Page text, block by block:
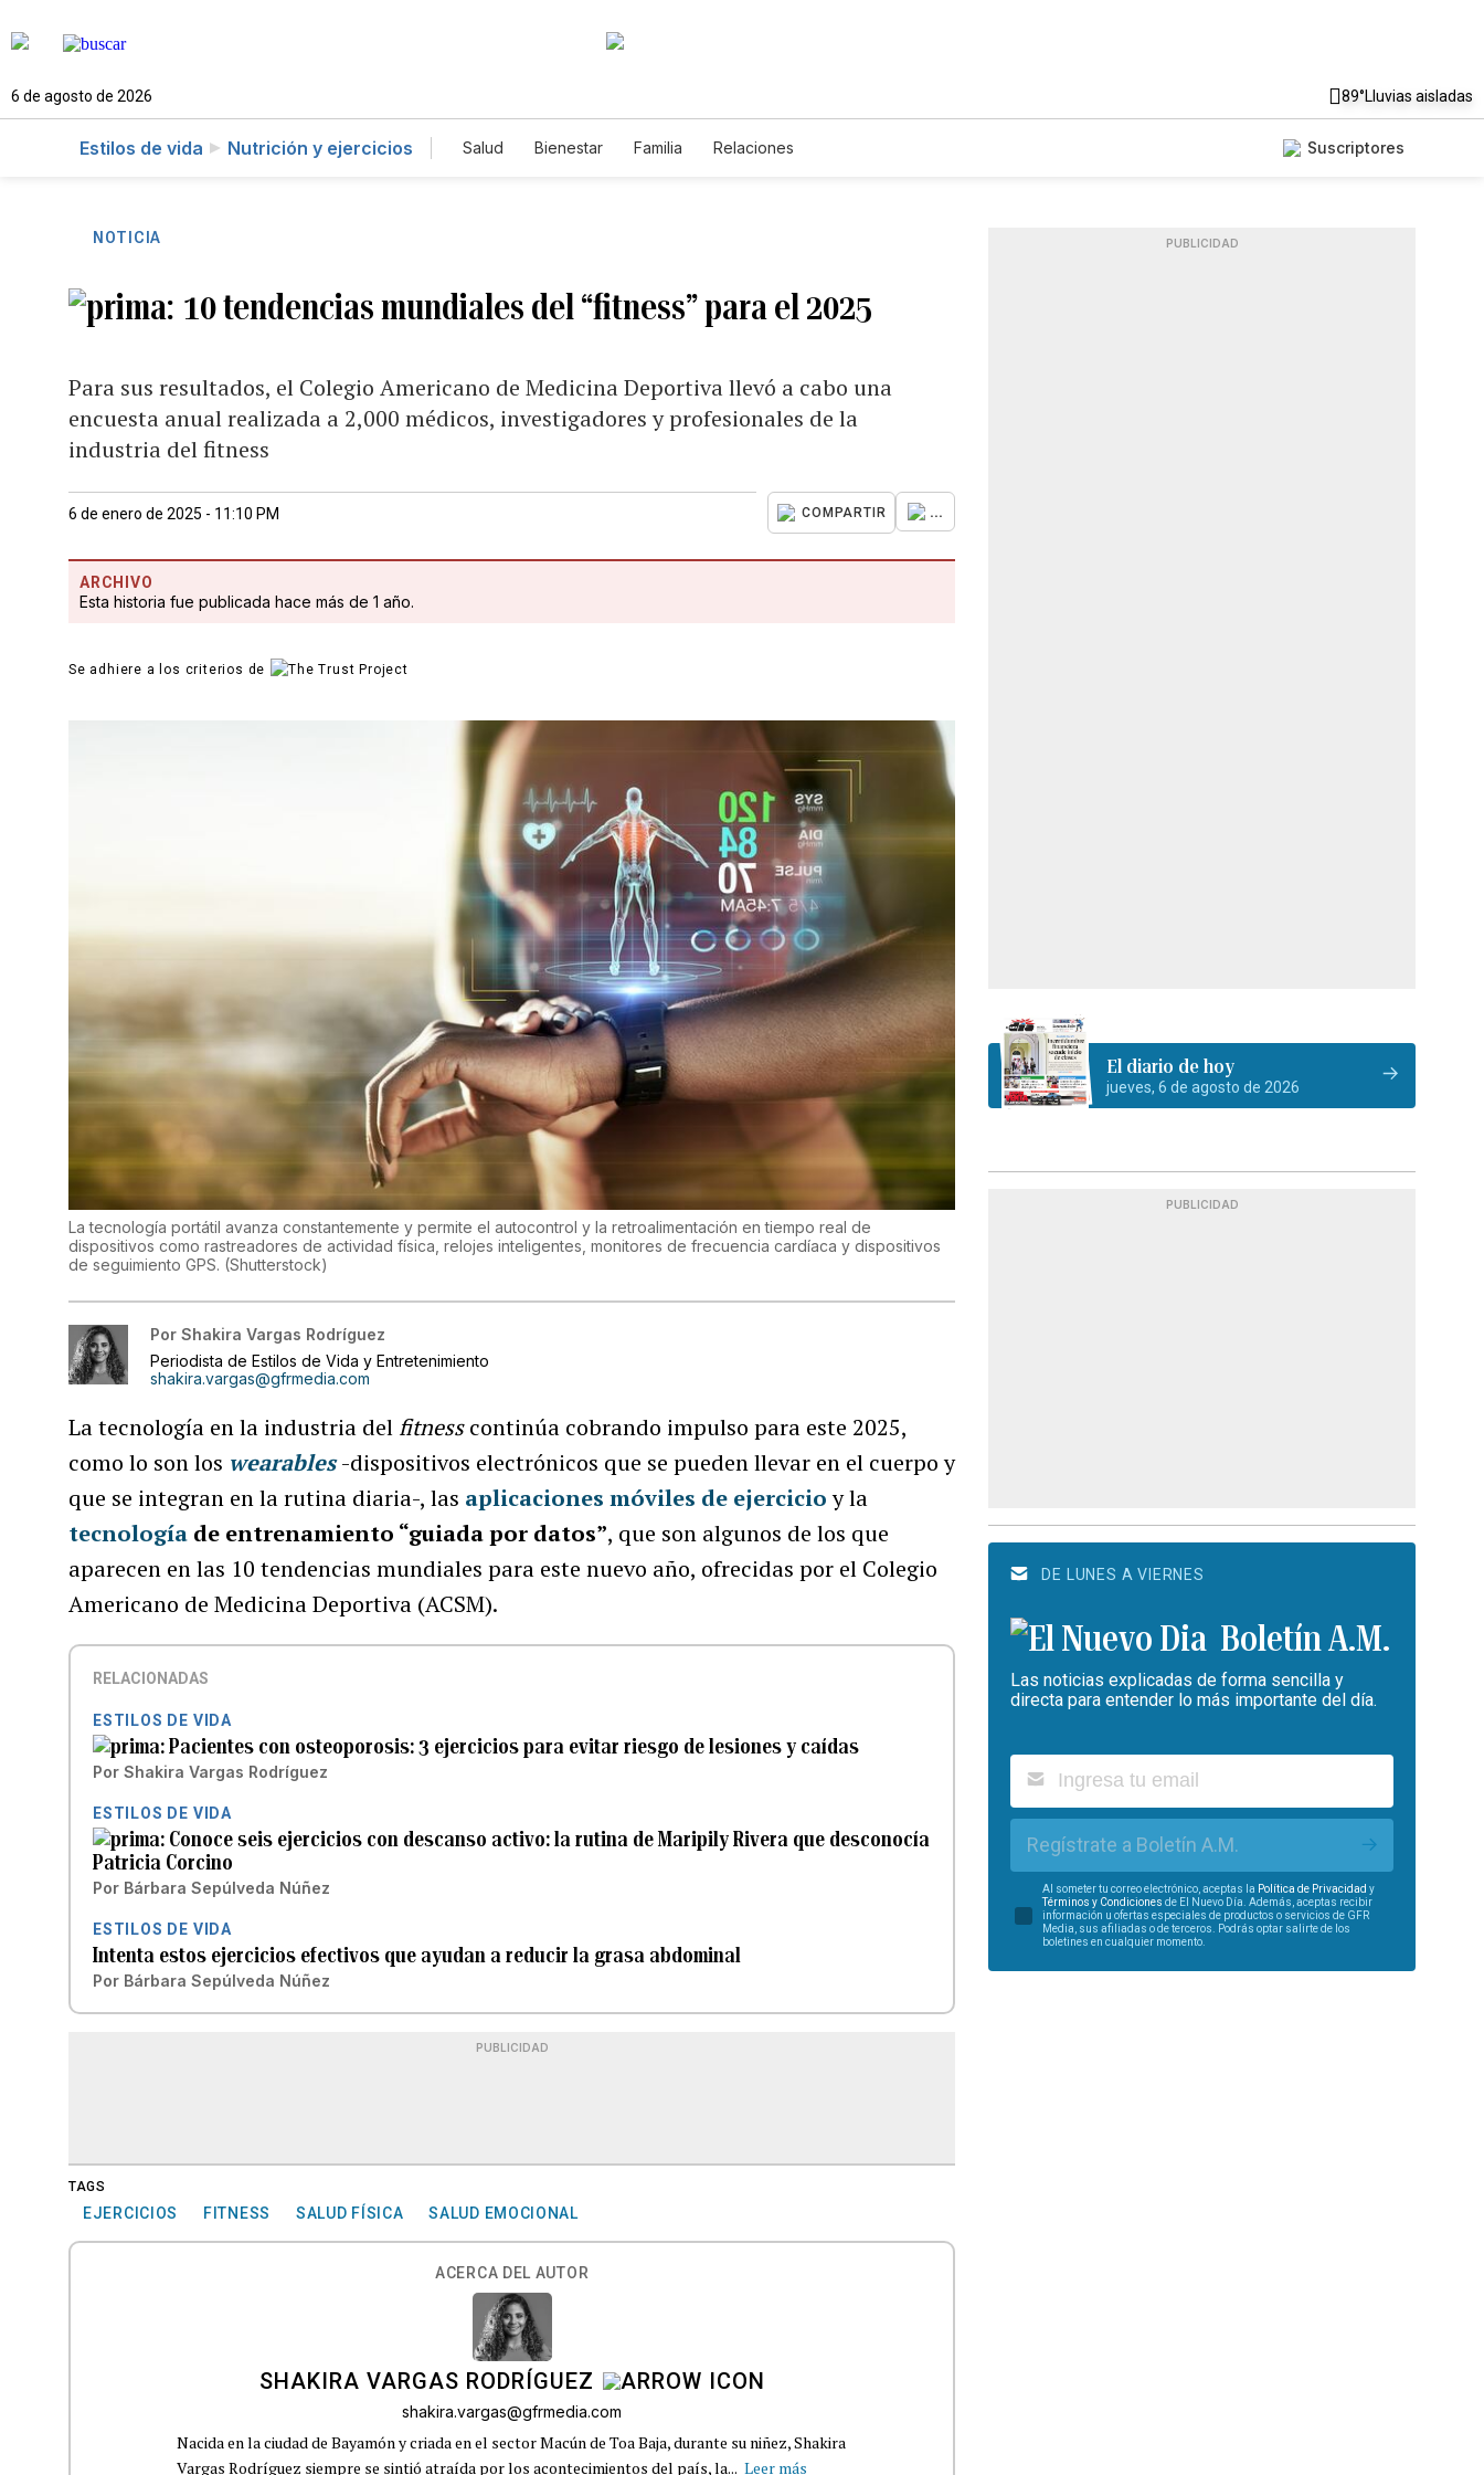
6 de agosto de 2026 89°Lluvias aisladas
Estilos de vida Nutrición y ejercicios Salud Bienestar Familia Relaciones Suscriptores
NOTICIA
10 tendencias mundiales del “fitness” para el 2025
Para sus resultados, el Colegio Americano de Medicina Deportiva llevó a cabo una
encuesta anual realizada a 2,000 médicos, investigadores y profesionales de la
industria del fitness
6 de enero de 2025 - 11:10 PM COMPARTIR ...
ARCHIVO
Esta historia fue publicada hace más de 1 año.
Se adhiere a los criterios de
La tecnología portátil avanza constantemente y permite el autocontrol y la retroalimentación en tiempo real de
dispositivos como rastreadores de actividad física, relojes inteligentes, monitores de frecuencia cardíaca y dispositivos
de seguimiento GPS. (Shutterstock)
Por Shakira Vargas Rodríguez
Periodista de Estilos de Vida y Entretenimiento
shakira.vargas@gfrmedia.com
La tecnología en la industria del fitnesscontinúa cobrando impulso para este 2025,
como lo son los wearables -dispositivos electrónicos que se pueden llevar en el cuerpo y
que se integran en la rutina diaria-, las aplicaciones móviles de ejercicioy la
tecnología de entrenamiento “guiada por datos”, que son algunos de los que
aparecen en las 10 tendencias mundiales para este nuevo año, ofrecidas por el Colegio
Americano de Medicina Deportiva (ACSM).
RELACIONADAS
ESTILOS DE VIDA
Pacientes con osteoporosis: 3 ejercicios para evitar riesgo de lesiones y caídas
Por Shakira Vargas Rodríguez
ESTILOS DE VIDA
Conoce seis ejercicios con descanso activo: la rutina de Maripily Rivera que desconocía
Patricia Corcino
Por Bárbara Sepúlveda Núñez
ESTILOS DE VIDA
Intenta estos ejercicios efectivos que ayudan a reducir la grasa abdominal
Por Bárbara Sepúlveda Núñez
PUBLICIDAD
TAGS
EJERCICIOS FITNESS SALUD FÍSICA SALUD EMOCIONAL
ACERCA DEL AUTOR
SHAKIRA VARGAS RODRÍGUEZ
shakira.vargas@gfrmedia.com
Nacida en la ciudad de Bayamón y criada en el sector Macún de Toa Baja, durante su niñez, Shakira
Vargas Rodríguez siempre se sintió atraída por los acontecimientos del país, la... Leer más
PUBLICIDAD
El diario de hoy
jueves, 6 de agosto de 2026
PUBLICIDAD
DE LUNES A VIERNES
Boletín A.M.
Las noticias explicadas de forma sencilla y
directa para entender lo más importante del día.
Regístrate a Boletín A.M.
Al someter tu correo electrónico, aceptas la Política de Privacidad y
Términos y Condiciones de El Nuevo Día. Además, aceptas recibir
información u ofertas especiales de productos o servicios de GFR
Media, sus afiliadas o de terceros. Podrás optar salirte de los
boletines en cualquier momento.